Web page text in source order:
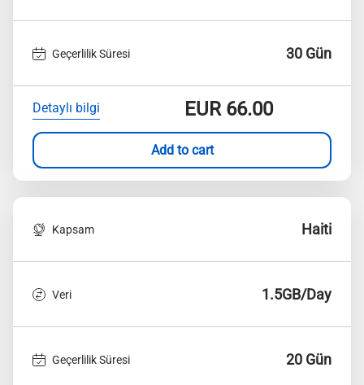
Geçerlilik Süresi 30 Gün
Detaylı bilgi EUR66.00
Add to cart
Kapsam Haiti
Veri 1.5GB/Day
Geçerlilik Süresi 20 Gün